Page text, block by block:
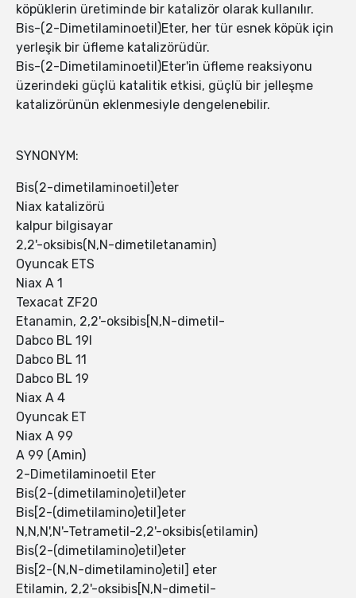
köpüklerin üretiminde bir katalizör olarak kullanılır.
Bis-(2-Dimetilaminoetil)Eter, her tür esnek köpük için
yerleşik bir üfleme katalizörüdür.
Bis-(2-Dimetilaminoetil)Eter'in üfleme reaksiyonu
üzerindeki güçlü katalitik etkisi, güçlü bir jelleşme
katalizörünün eklenmesiyle dengelenebilir.
SYNONYM:
Bis(2-dimetilaminoetil)eter
Niax katalizörü
kalpur bilgisayar
2,2'-oksibis(N,N-dimetiletanamin)
Oyuncak ETS
Niax A 1
Texacat ZF20
Etanamin, 2,2'-oksibis[N,N-dimetil-
Dabco BL 19I
Dabco BL 11
Dabco BL 19
Niax A 4
Oyuncak ET
Niax A 99
A 99 (Amin)
2-Dimetilaminoetil Eter
Bis(2-(dimetilamino)etil)eter
Bis[2-(dimetilamino)etil]eter
N,N,N',N'-Tetrametil-2,2'-oksibis(etilamin)
Bis(2-(dimetilamino)etil)eter
Bis[2-(N,N-dimetilamino)etil] eter
Etilamin, 2,2'-oksibis[N,N-dimetil-